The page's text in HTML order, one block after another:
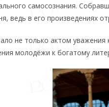
самосознания.
ведь в его произведениях
не только актом
молодёжи к богатому